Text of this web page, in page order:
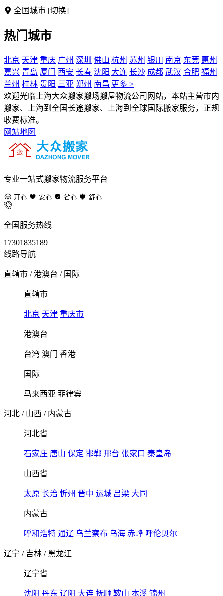
全国城市 [切换]
热门城市
北京 天津 重庆 广州 深圳 佛山 杭州 苏州 银川 南京 东莞 惠州
嘉兴 青岛 厦门 西安 长春 沈阳 大连 长沙 成都 武汉 合肥 福州
兰州 桂林 贵阳 三亚 郑州 南昌 更多 >
欢迎光临上海大众搬家搬场搬屋物流公司网站，本站主营市内
搬家、上海到全国长途搬家、上海到全球国际搬家服务，正规
收费标准。
网站地图
专业一站式搬家物流服务平台
开心 安心 省心 舒心
全国服务热线
17301835189
线路导航
直辖市 /港澳台 / 国际
直辖市
北京 天津 重庆市
港澳台
台湾 澳门 香港
国际
马来西亚 菲律宾
河北 / 山西 / 内蒙古
河北省
石家庄 唐山 保定 邯郸 邢台 张家口 秦皇岛
山西省
太原 长治 忻州 晋中 运城 吕梁 大同
内蒙古
呼和浩特 通辽 乌兰察布 乌海 赤峰 呼伦贝尔
辽宁 / 吉林 /黑龙江
辽宁省
沈阳 丹东 辽阳 大连 抚顺 鞍山 本溪 锦州